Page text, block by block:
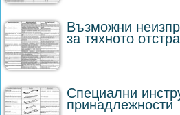
Възможни
за тяхното
Специални
принадлежности